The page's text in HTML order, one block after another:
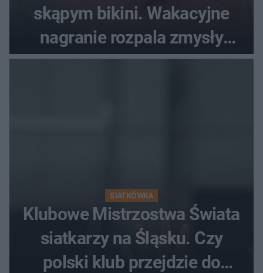
skąpym bikini. Wakacyjne
nagranie rozpala zmysły
fanów
SIATKÓWKA
Klubowe Mistrzostwa Świata
siatkarzy na Śląsku. Czy
polski klub przejdzie do